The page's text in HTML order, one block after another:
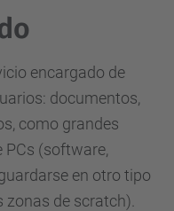
encargado de
documentos,
como grandes
PCs (software,
en otro tipo
de scratch).